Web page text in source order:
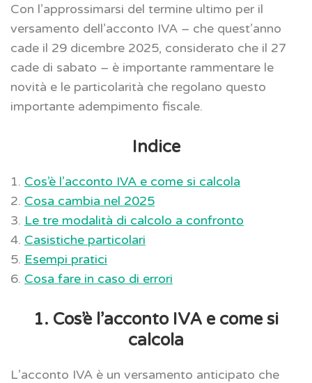
Con l’approssimarsi del termine ultimo per il
versamento dell’acconto IVA – che quest’anno
cade il 29 dicembre 2025, considerato che il 27
cade di sabato – è importante rammentare le
novità e le particolarità che regolano questo
importante adempimento fiscale.
Indice
1. Cos’è l’acconto IVA e come si calcola
2. Cosa cambia nel 2025
3. Le tre modalità di calcolo a confronto
4. Casistiche particolari
5. Esempi pratici
6. Cosa fare in caso di errori
1. Cos’è l’acconto IVA e come si
calcola
L’acconto IVA è un versamento anticipato che